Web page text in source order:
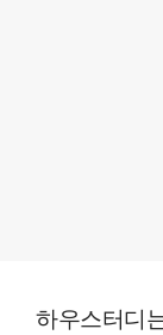
하우스터디